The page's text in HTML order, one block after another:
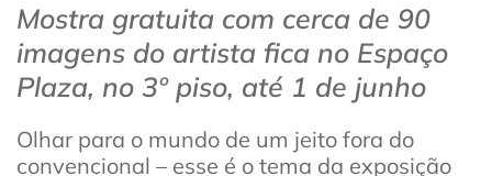
Mostra gratuita com cerca de 90
imagens do artista fica no Espaço
Plaza, no 3º piso, até 1 de junho
Olhar para o mundo de um jeito fora do
convencional – esse é o tema da exposição